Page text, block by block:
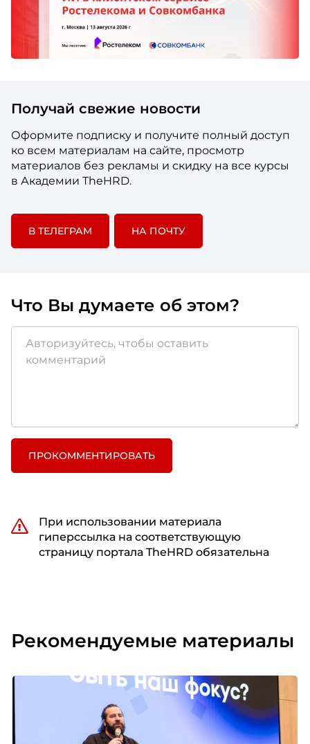
Получай свежие новости
Оформите подписку и получите полный доступ
ко всем материалам на сайте, просмотр
материалов без рекламы и скидку на все курсы
в Академии TheHRD.
В ТЕЛЕГРАМ НА ПОЧТУ
Что Вы думаете об этом?
ПРОКОММЕНТИРОВАТЬ
При использовании материала
гиперссылка на соответствующую
страницу портала TheHRD обязательна
Рекомендуемые материалы